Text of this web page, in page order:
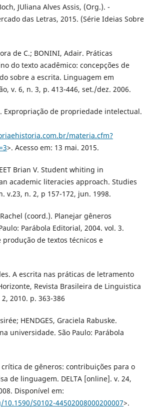
JUliana Alves Assis, (Org.). -
das Letras, 2015. (Série Ideias Sobre
de C.; BONINI, Adair. Práticas
do texto acadêmico: concepções de
sobre a escrita. Linguagem em
v. 6, n. 3, p. 413-446, set./dez. 2006.
Expropriação de propriedade intelectual.
materia.cfm?
>. Acesso em: 13 mai. 2015.
Brian V. Student whiting in
academic literacies approach. Studies
v.23, n. 2, p 157-172, jun. 1998.
(coord.). Planejar gêneros
Parábola Editorial, 2004. vol. 3.
produção de textos técnicos e
A escrita nas práticas de letramento
Revista Brasileira de Linguistica
2010. p. 363-386
HENDGES, Graciela Rabuske.
universidade. São Paulo: Parábola
crítica de gêneros: contribuições para o
de linguagem. DELTA [online]. v. 24,
Disponível em:
S0102-44502008000200007>.